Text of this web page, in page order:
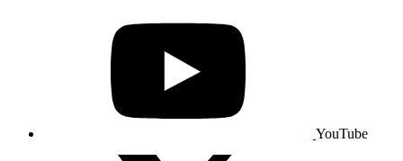
YouTube